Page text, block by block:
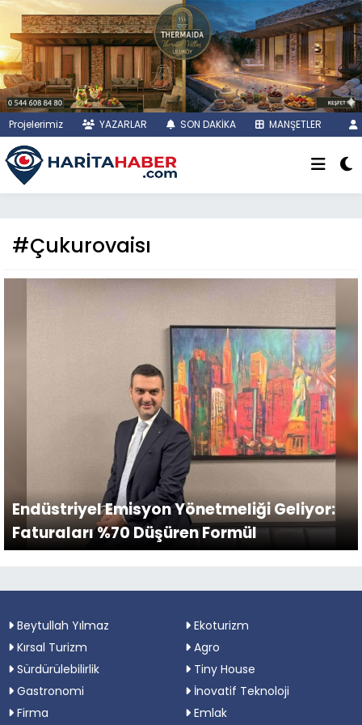
Projelerimiz YAZARLAR SON DAKİKA MANŞETLER
#Çukurovaisı
Endüstriyel Emisyon Yönetmeliği Geliyor:
Faturaları %70 Düşüren Formül
Beytullah Yılmaz
Ekoturizm
Kırsal Turizm
Agro
Sürdürülebilirlik
Tiny House
Gastronomi
İnovatif Teknoloji
Firma
Emlak